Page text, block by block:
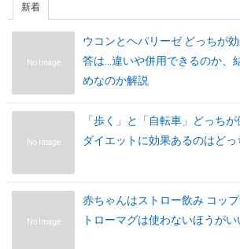
新着
No Image
ウコンとヘパリーゼ どっちが
答は…違いや併用できるのか、
めなのか解説
No Image
「歩く」と「自転車」どっち
ダイエットに効果あるのはどっ
No Image
赤ちゃんはストロー飲み コッ
トローマグは使わないほうがい